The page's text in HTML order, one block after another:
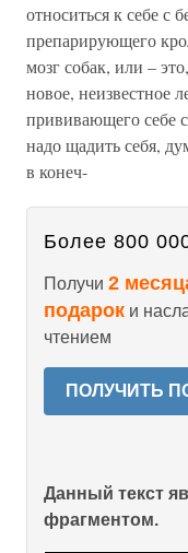
относиться к себе с
препарирующего
мозг собак, или –
новое, неизвестное
прививающего себе
надо щадить себя,
в конеч-
Более 800
Получи 2
подарок и
чтением
ПОЛУЧИТЬ
Данный текст
фрагментом.